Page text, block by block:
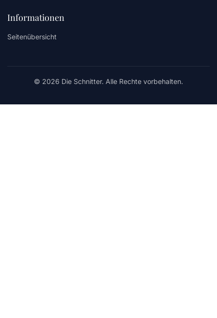
Informationen
Seitenübersicht
© 2026 Die Schnitter. Alle Rechte vorbehalten.